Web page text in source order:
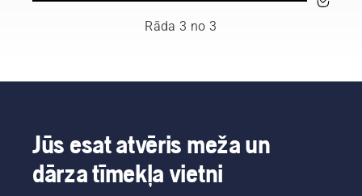
rūpīgi
atlasījuši
Un viņi ir
mūsu
visprasīgākie
klienti.
zāli, kad
to nevar
ātrāk un
viegli
nopļaut
biezu
Rāda 3 no 3
Jūs esat atvēris meža un
dārza tīmekļa vietni